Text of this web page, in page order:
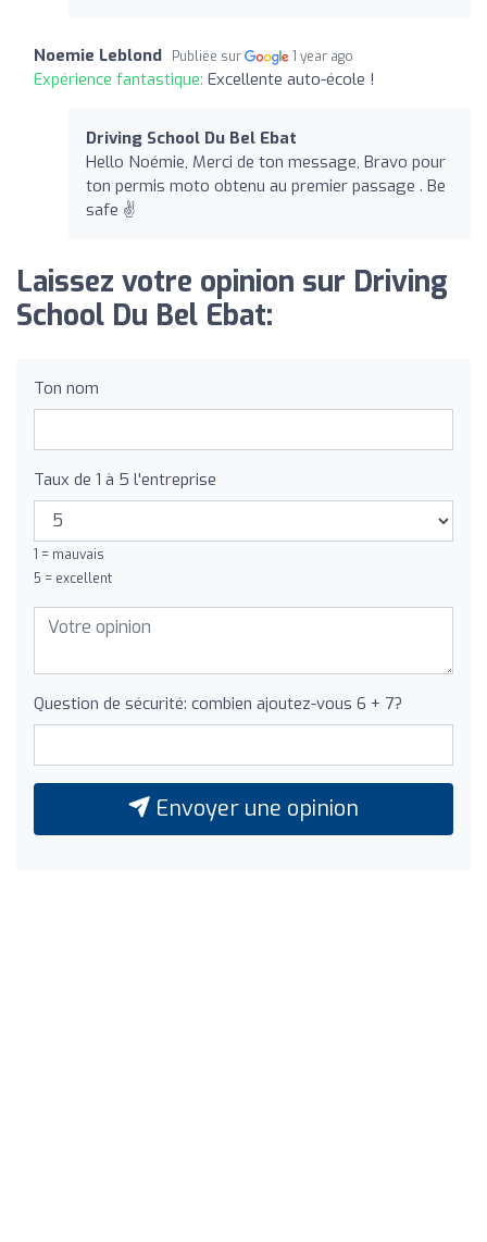
Noemie Leblond Publiée sur 1 year ago
Expérience fantastique: Excellente auto-école !
Driving School Du Bel Ebat
Hello Noémie, Merci de ton message, Bravo pour
ton permis moto obtenu au premier passage . Be
safe ✌️
Laissez votre opinion sur Driving
School Du Bel Ebat:
Ton nom
Taux de 1 à 5 l'entreprise
1 = mauvais
5 = excellent
Question de sécurité: combien ajoutez-vous 6 + 7?
Envoyer une opinion